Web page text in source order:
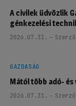
A civilek üdvözlik
génkezelési
2026.07.31.
GAZDASÁG
Mától több adó- és
2026.07.31.